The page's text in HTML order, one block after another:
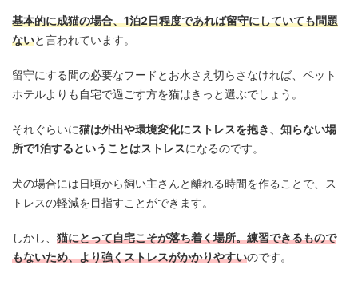
基本的に成猫の場合、1泊2日程度であれば留守にしていても問題
ないと言われています。
留守にする間の必要なフードとお水さえ切らさなければ、ペット
ホテルよりも自宅で過ごす方を猫はきっと選ぶでしょう。
それぐらいに猫は外出や環境変化にストレスを抱き、知らない場
所で1泊するということはストレスになるのです。
犬の場合には日頃から飼い主さんと離れる時間を作ることで、ス
トレスの軽減を目指すことができます。
しかし、 猫にとって自宅こそが落ち着く場所。練習できるもので
もないため、より強くストレスがかかりやすいのです。